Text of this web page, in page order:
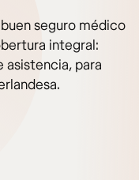
seguro médico
integral:
asistencia, para